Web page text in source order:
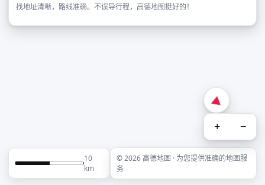
找地址清晰，路线准确。不误导行程，高德地图挺好的！
+ −
10
km
© 2026 高德地图 · 为您提供准确的地图服
务